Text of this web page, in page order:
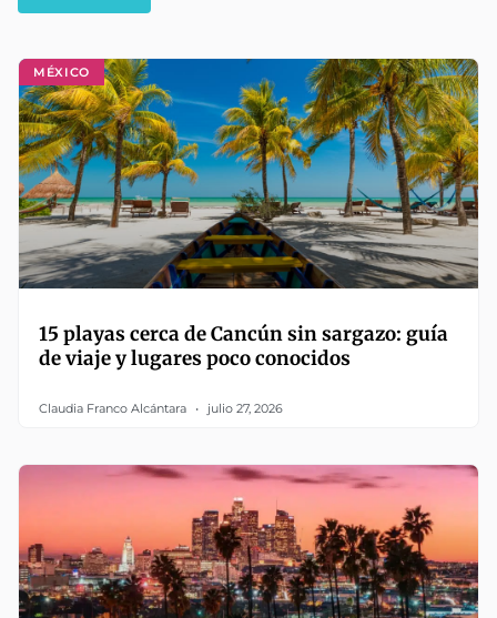
MÉXICO
15 playas cerca de Cancún sin sargazo: guía
de viaje y lugares poco conocidos
Claudia Franco Alcántara julio 27, 2026